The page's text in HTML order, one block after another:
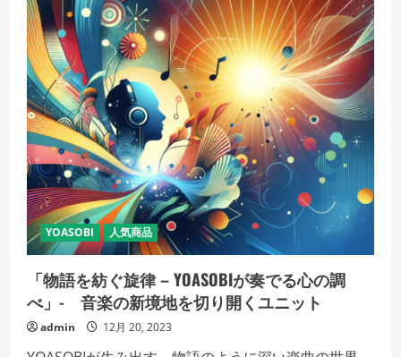
YOASOBI 人気商品
「物語を紡ぐ旋律 – YOASOBIが奏でる心の調
べ」- 音楽の新境地を切り開くユニット
admin 12月 20, 2023